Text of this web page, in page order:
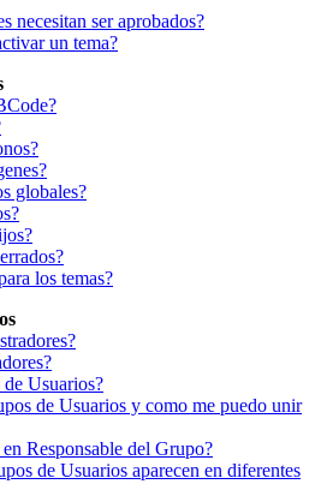
necesitan ser aprobados?
un tema?
globales?
los temas?
Usuarios?
de Usuarios y como me puedo unir
Responsable del Grupo?
de Usuarios aparecen en diferentes